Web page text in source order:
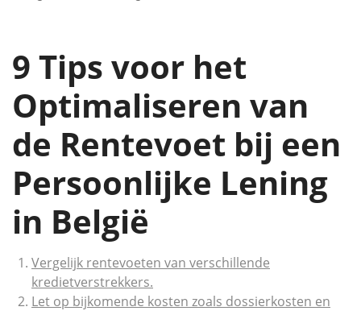
9 Tips voor het
Optimaliseren van
de Rentevoet bij een
Persoonlijke Lening
in België
Vergelijk rentevoeten van verschillende
kredietverstrekkers.
Let op bijkomende kosten zoals dossierkosten en